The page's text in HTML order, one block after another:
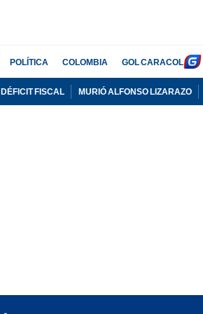
POLÍTICA COLOMBIA GOL CARACOL
DÉFICIT FISCAL MURIÓ ALFONSO LIZARAZO